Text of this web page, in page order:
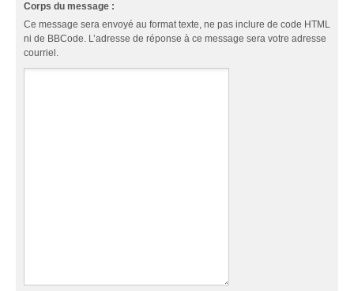
Corps du message :
Ce message sera envoyé au format texte, ne pas inclure de code HTML
ni de BBCode. L’adresse de réponse à ce message sera votre adresse
courriel.